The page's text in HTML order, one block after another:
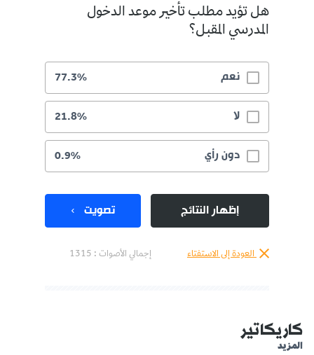
هل تؤيد مطلب تأخير موعد الدخول
المدرسي المقبل؟
نعم 77.3%
لا 21.8%
دون رأي 0.9%
إظهار النتائج تصويت
العودة إلى الاستفتاء إجمالي الأصوات : 1315
كاريكاتير
المزيد